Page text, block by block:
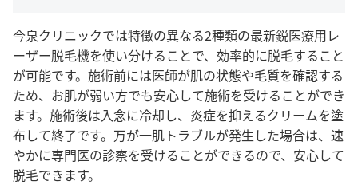
今泉クリニックでは特徴の異なる2種類の最新鋭医療用レ
ーザー脱毛機を使い分けることで、効率的に脱毛すること
が可能です。施術前には医師が肌の状態や毛質を確認する
ため、お肌が弱い方でも安心して施術を受けることができ
ます。施術後は入念に冷却し、炎症を抑えるクリームを塗
布して終了です。万が一肌トラブルが発生した場合は、速
やかに専門医の診察を受けることができるので、安心して
脱毛できます。